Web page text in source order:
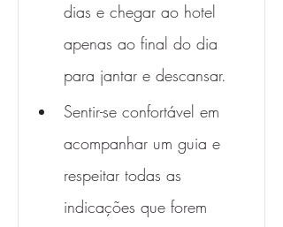
dias e chegar ao hotel
apenas ao final do dia
para jantar e descansar.
Sentir-se confortável em
acompanhar um guia e
respeitar todas as
indicações que forem